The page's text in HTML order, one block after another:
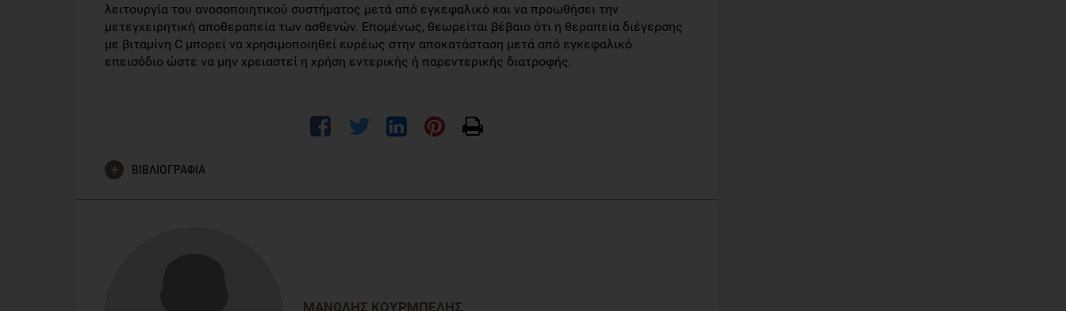
λειτουργία του ανοσοποιητικού συστήματος μετά από εγκεφαλικό και να προωθήσει την
μετεγχειρητική αποθεραπεία των ασθενών. Επομένως, θεωρείται βέβαιο ότι η θεραπεία διέγερσης
με βιταμίνη C μπορεί να χρησιμοποιηθεί ευρέως στην αποκατάσταση μετά από εγκεφαλικό
επεισόδιο ώστε να μην χρειαστεί η χρήση εντερικής ή παρεντερικής διατροφής.
ΒΙΒΛΙΟΓΡΑΦΙΑ
ΜΑΝΏΛΗΣ ΚΟΥΡΜΠΈΛΗΣ